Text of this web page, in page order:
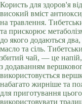
Користь для здоров'я
високий вміст
на травлення.
та прискорює
до якого додаються два,
масло та сіль.
збитий чай, — це
з додаванням
використовується
набагато жирніше та
для приготування
використовувати